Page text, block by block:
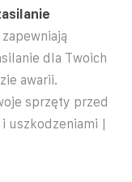
zapewniają
dla Twoich
awarii.
sprzęty przed
uszkodzeniami |